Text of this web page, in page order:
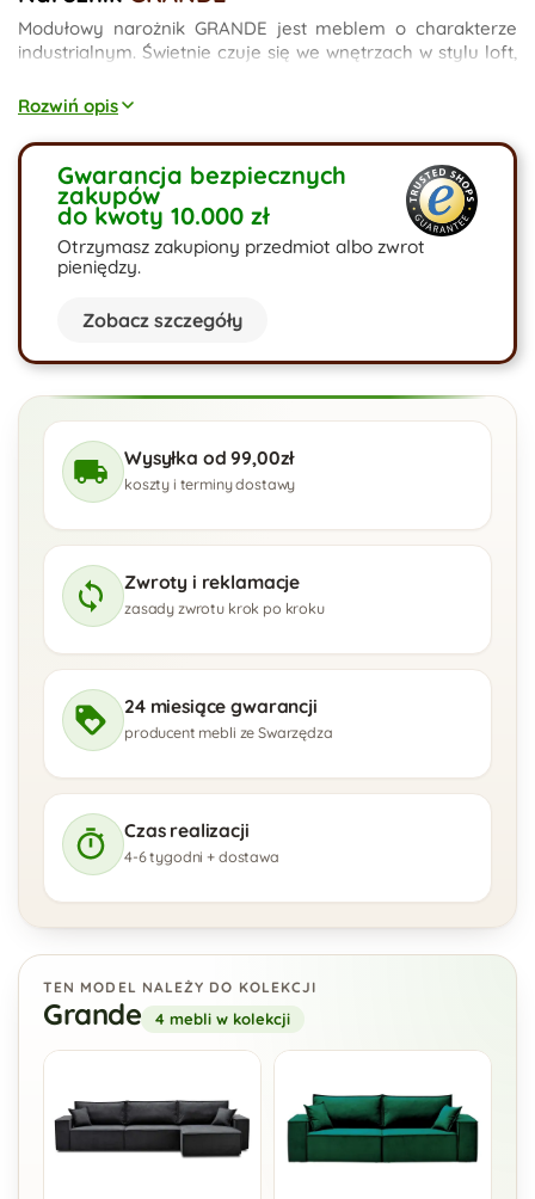
Modułowy narożnik GRANDE jest meblem o charakterze
industrialnym. Świetnie czuje się we wnętrzach w stylu loft,
również we wnętrzach klasycznych czy wręcz wnętrzach
glamour. Oddzielnie wysuwane siedziska umożliwiają nam
uzyskanie dużej powierzchni sypialnianej dla naszych gości
czy rodziny, którą chcemy przenocować. Pod siedziskami
znajdziemy 2 skrzynie na pościel.
Rozwiń opis
Gwarancja bezpiecznych
zakupów
do kwoty 10.000 zł
Otrzymasz zakupiony przedmiot albo zwrot
pieniędzy.
Zobacz szczegóły
Wysyłka od 99,00zł
koszty i terminy dostawy
Zwroty i reklamacje
zasady zwrotu krok po kroku
24 miesiące gwarancji
producent mebli ze Swarzędza
Czas realizacji
4-6 tygodni + dostawa
TEN MODEL NALEŻY DO KOLEKCJI
Grande 4 mebli w kolekcji